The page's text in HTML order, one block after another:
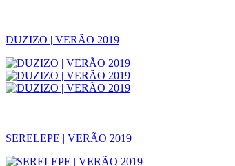
DUZIZO | VERÃO 2019
SERELEPE | VERÃO 2019